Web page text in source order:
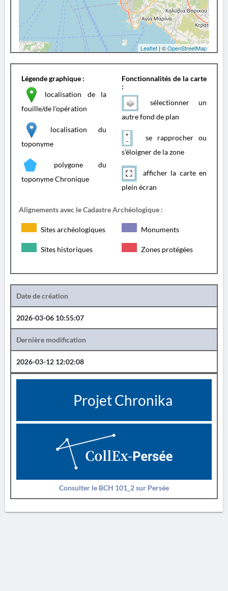
Leaflet | ©OpenStreetMap
Légende graphique :
localisation de la
fouille/de l'opération
localisation du
toponyme
polygone du
toponyme Chronique
Fonctionnalités de la carte
:
sélectionner un
autre fond de plan
se rapprocher ou
s'éloigner de la zone
afficher la carte en
plein écran
Alignements avec le Cadastre Archéologique :
Sites archéologiques Monuments
Sites historiques Zones protégées
Date de création
2026-03-06 10:55:07
Dernière modification
2026-03-12 12:02:08
Projet Chronika
Consulter le BCH 101_2 sur Persée